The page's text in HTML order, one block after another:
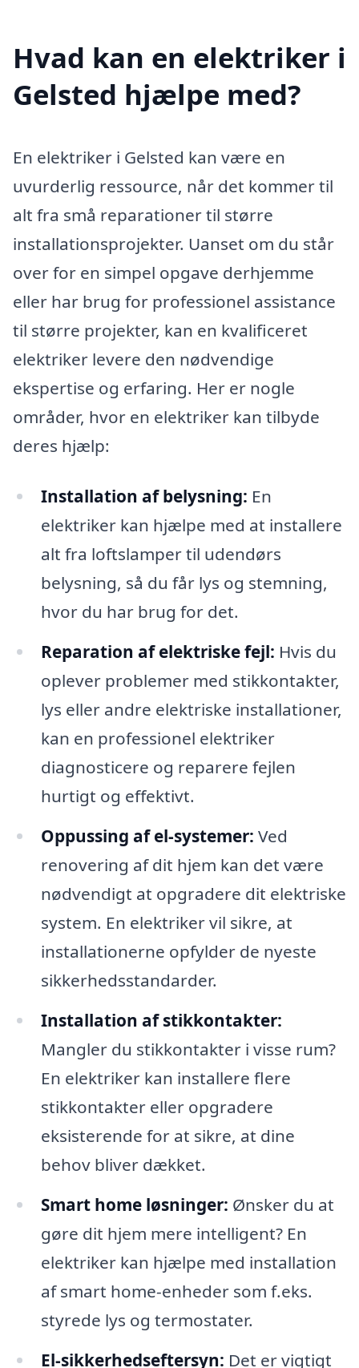
Hvad kan en elektriker i
Gelsted hjælpe med?
En elektriker i Gelsted kan være en
uvurderlig ressource, når det kommer til
alt fra små reparationer til større
installationsprojekter. Uanset om du står
over for en simpel opgave derhjemme
eller har brug for professionel assistance
til større projekter, kan en kvalificeret
elektriker levere den nødvendige
ekspertise og erfaring. Her er nogle
områder, hvor en elektriker kan tilbyde
deres hjælp:
Installation af belysning: En
elektriker kan hjælpe med at installere
alt fra loftslamper til udendørs
belysning, så du får lys og stemning,
hvor du har brug for det.
Reparation af elektriske fejl: Hvis du
oplever problemer med stikkontakter,
lys eller andre elektriske installationer,
kan en professionel elektriker
diagnosticere og reparere fejlen
hurtigt og effektivt.
Oppussing af el-systemer: Ved
renovering af dit hjem kan det være
nødvendigt at opgradere dit elektriske
system. En elektriker vil sikre, at
installationerne opfylder de nyeste
sikkerhedsstandarder.
Installation af stikkontakter:
Mangler du stikkontakter i visse rum?
En elektriker kan installere flere
stikkontakter eller opgradere
eksisterende for at sikre, at dine
behov bliver dækket.
Smart home løsninger: Ønsker du at
gøre dit hjem mere intelligent? En
elektriker kan hjælpe med installation
af smart home-enheder som f.eks.
styrede lys og termostater.
El-sikkerhedseftersyn: Det er vigtigt